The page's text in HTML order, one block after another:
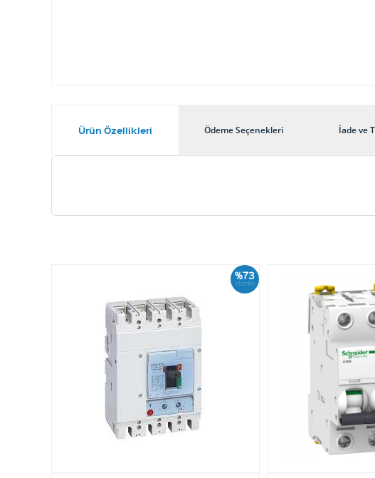
Ürün Özellikleri Ödeme Seçenekleri İade ve
%73
İskonto